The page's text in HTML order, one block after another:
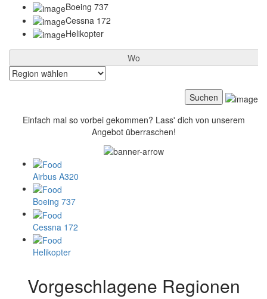
Boeing 737
Cessna 172
Helikopter
Wo
Einfach mal so vorbei gekommen? Lass' dich von unserem
Angebot überraschen!
Airbus A320
Boeing 737
Cessna 172
Helikopter
Vorgeschlagene Regionen